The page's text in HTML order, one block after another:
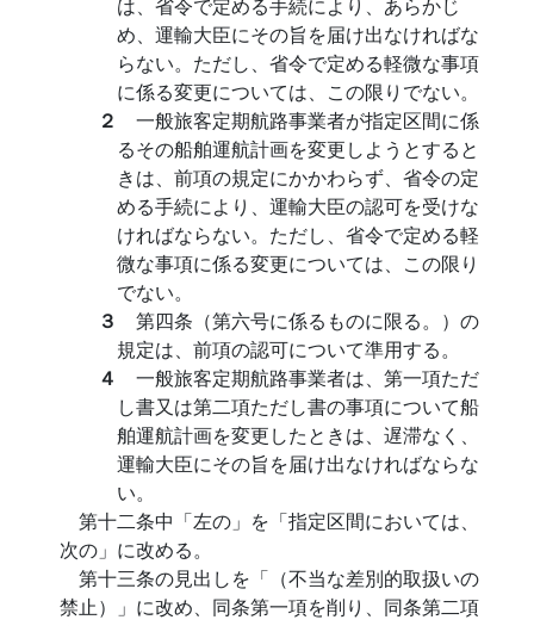
め、運輸大臣にその旨を届け出なければな
らない。ただし、省令で定める軽微な事項
に係る変更については、この限りでない。
２ 一般旅客定期航路事業者が指定区間に係
るその船舶運航計画を変更しようとすると
きは、前項の規定にかかわらず、省令の定
める手続により、運輸大臣の認可を受けな
ければならない。ただし、省令で定める軽
微な事項に係る変更については、この限り
でない。
３ 第四条（第六号に係るものに限る。）の
規定は、前項の認可について準用する。
４ 一般旅客定期航路事業者は、第一項ただ
し書又は第二項ただし書の事項について船
舶運航計画を変更したときは、遅滞なく、
運輸大臣にその旨を届け出なければならな
い。
第十二条中「左の」を「指定区間においては、
次の」に改める。
第十三条の見出しを「（不当な差別的取扱いの
禁止）」に改め、同条第一項を削り、同条第二項